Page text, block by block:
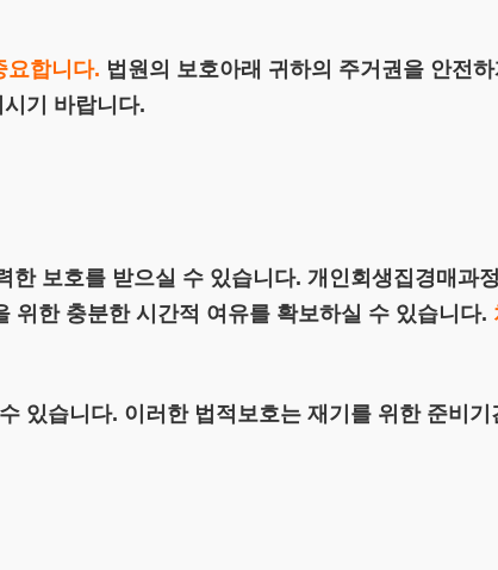
요합니다. 법원의 보호아래 귀하의 주거권을 안전
기 바랍니다.
보호를 받으실 수 있습니다. 개인회생집경매과
위한 충분한 시간적 여유를 확보하실 수 있습니다.
있습니다. 이러한 법적보호는 재기를 위한 준비